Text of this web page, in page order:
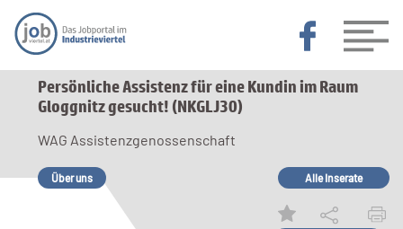
Persönliche Assistenz für eine Kundin im Raum
Gloggnitz gesucht! (NKGLJ30)
WAG Assistenzgenossenschaft
Über uns Alle Inserate